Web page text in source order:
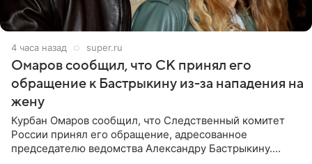
4 часа назад super.ru
Омаров сообщил, что СК принял его
обращение к Бастрыкину из-за нападения на
жену
Курбан Омаров сообщил, что Следственный комитет
России принял его обращение, адресованное
председателю ведомства Александру Бастрыкину.